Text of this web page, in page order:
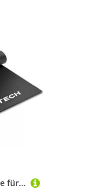
4-6 mm Bodenschutzmatte für Fitnessgeräte Heimtrainer –Sport Multifunktionsmatte, Fitnessmatte in schwarz für mehr Stabilität, schützt den Boden, Übungsmatte für Yoga, Pilates erhältlich in 4 Größen